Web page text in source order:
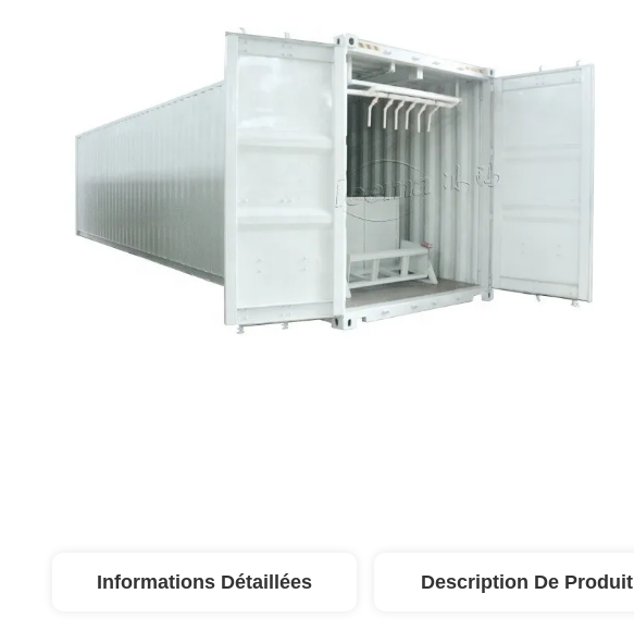
Informations Détaillées Description De Produit